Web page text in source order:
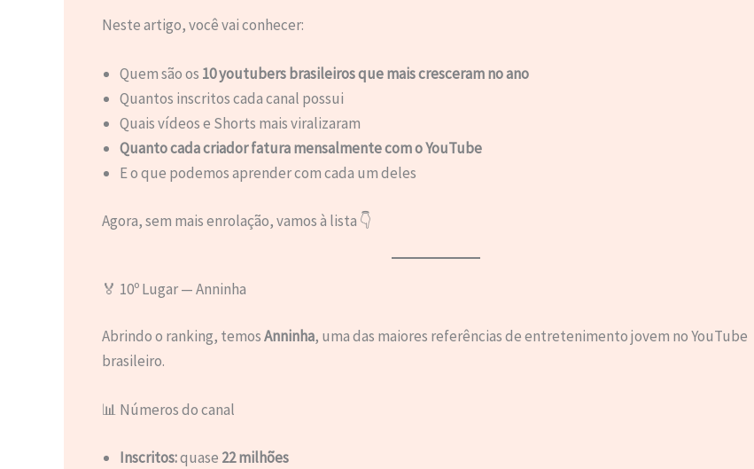
Neste artigo, você vai conhecer:
Quem são os 10 youtubers brasileiros que mais cresceram no ano
Quantos inscritos cada canal possui
Quais vídeos e Shorts mais viralizaram
Quanto cada criador fatura mensalmente com o YouTube
E o que podemos aprender com cada um deles
Agora, sem mais enrolação, vamos à lista 👇
🏅 10º Lugar — Anninha
Abrindo o ranking, temosAnninha, uma das maiores referências de entretenimento jovem no YouTube
brasileiro.
📊 Números do canal
Inscritos:quase 22 milhões